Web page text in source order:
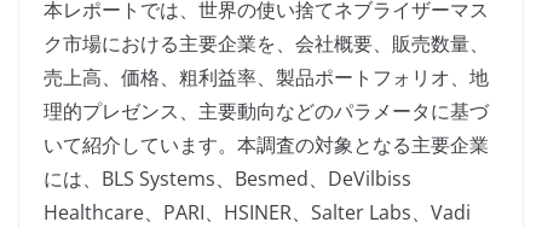
本レポートでは、世界の使い捨てネブライザーマス
ク市場における主要企業を、会社概要、販売数量、
売上高、価格、粗利益率、製品ポートフォリオ、地
理的プレゼンス、主要動向などのパラメータに基づ
いて紹介しています。本調査の対象となる主要企業
には、BLS Systems、Besmed、DeVilbiss
Healthcare、PARI、HSINER、Salter Labs、Vadi